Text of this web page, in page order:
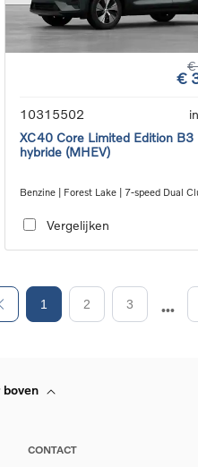
€
€
10315502
XC40 Core Limited Edition B3
hybride (MHEV)
Benzine | Forest Lake | 7-speed Dual
Vergelijken
1 2 3
boven
CONTACT